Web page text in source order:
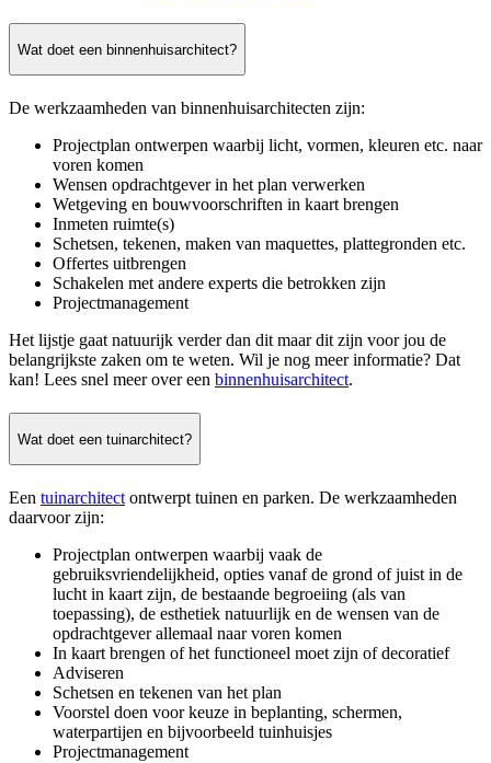
Wat doet een binnenhuisarchitect?
De werkzaamheden van binnenhuisarchitecten zijn:
Projectplan ontwerpen waarbij licht, vormen, kleuren etc. naar
voren komen
Wensen opdrachtgever in het plan verwerken
Wetgeving en bouwvoorschriften in kaart brengen
Inmeten ruimte(s)
Schetsen, tekenen, maken van maquettes, plattegronden etc.
Offertes uitbrengen
Schakelen met andere experts die betrokken zijn
Projectmanagement
Het lijstje gaat natuurijk verder dan dit maar dit zijn voor jou de
belangrijkste zaken om te weten. Wil je nog meer informatie? Dat
kan! Lees snel meer over een binnenhuisarchitect.
Wat doet een tuinarchitect?
Een tuinarchitect ontwerpt tuinen en parken. De werkzaamheden
daarvoor zijn:
Projectplan ontwerpen waarbij vaak de
gebruiksvriendelijkheid, opties vanaf de grond of juist in de
lucht in kaart zijn, de bestaande begroeiing (als van
toepassing), de esthetiek natuurlijk en de wensen van de
opdrachtgever allemaal naar voren komen
In kaart brengen of het functioneel moet zijn of decoratief
Adviseren
Schetsen en tekenen van het plan
Voorstel doen voor keuze in beplanting, schermen,
waterpartijen en bijvoorbeeld tuinhuisjes
Projectmanagement